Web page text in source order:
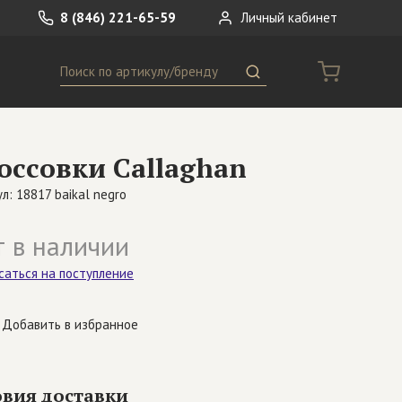
8 (846) 221-65-59 Личный кабинет
Другое
Поиск
Callaghan
18817 baikal negro
в наличии
на поступление
Добавить в избранное
доставки